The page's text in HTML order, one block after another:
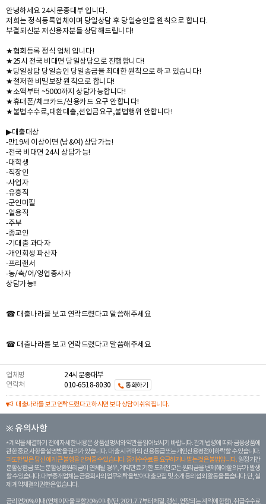
안녕하세요 24시문종대부 입니다.
저희는 정식등록업체이며 당일상담 후 당일승인을 원칙으로 합니다.
부결되신분 저신용자분들 상담해드립니다!
★협회등록 정식 업체 입니다!
★25시 전국 비대면 당일상담으로 진행합니다!
★당일상담 당일승인 당일송금을 최대한 원칙으로 하고 있습니다!
★철저한 비밀보장 원칙으로 합니다!
★소액부터 ~5000까지 상담가능합니다!
★휴대폰/체크카드/신용카드 요구 안합니다!
★불법수수료,대환대출,선입금요구,불법행위 안합니다!
▶대출대상
-만19세 이상이면 (남&여) 상담가능!
-전국 비대면 24시 상담가능!
-대학생
-직장인
-사업자
-유흥직
-군인미필
-일용직
-주부
-종교인
-기대출 과다자
-개인회생 파산자
-프리랜서
-농/축/어/영업종사자
상담가능!!
☎ 대출나라를 보고 연락드렸다고 말씀해주세요
☎ 대출나라를 보고 연락드렸다고 말씀해주세요
업체명
24시문종대부
연락처
010-6518-8030 통화하기
대출나라를 보고 연락드렸다고 하시면 보다 상담이 쉬워집니다.
※ 유의사항
계약을 체결하기 전에 자세한 내용은 상품설명서와 약관을 읽어보시기 바랍니다. 관계 법령에 따라 금융상품에
관한 중요 사항을 설명받을 권리가 있습니다. 대 출 시 귀하의 신용등급 또는 개인신용평점이 하락할 수 있습니다.
과도한 빚은 당신 에게 큰 불행을 안겨줄 수 있습니다. 중개수수료를 요구하거나 받는 것은 불법입니다. 일정 기간
분할상환금 또는 분할상환원리금이 연체될 경우, 계약만료 기한 도래전 모든 원리금을 변제해야할 의무가 발생
할 수 있습니다. 대부중개업체는 금융회사의 업무위탁을 받아 대출모집 및 소개 등의 섭외 활동을 돕습니다. 단, 실
제 계약체결의 권한은 없습니다.
금리 연20% 이내 (연체이자율 포함 20% 이내) (단, 2021. 7. 7부터 체결, 갱신, 연장되는 계 약에 한함), 취급수수료